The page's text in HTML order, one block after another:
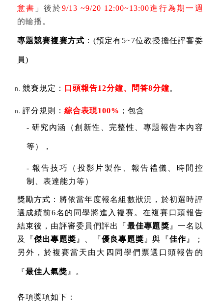
意書 」後於 9/13 ~9/20 12:00~13:00進行為期一週
的輪播。
專題競賽複賽方式 ： (預定有5~7位教授擔任評審委
員)
競賽規定： 口頭報告12分鐘、問答8分鐘。
評分規則： 綜合表現100% ；包含
- 研究內涵（創新性、完整性、專題報告本內容
等），
- 報告技巧（投影片製作、報告禮儀、時間控
制、表達能力等）
獎勵方式：將依當年度報名組數狀況，於初選時評
選成績前6名的同學將進入複賽。在複賽口頭報告
結束後，由評審委員們評出『最佳專題獎 』一名以
及『傑出專題獎 』、『優良專題獎 』與『佳作 』；
另外，於複賽當天由大四同學們票選口頭報告的
『最佳人氣獎 』。
各項獎項如下：